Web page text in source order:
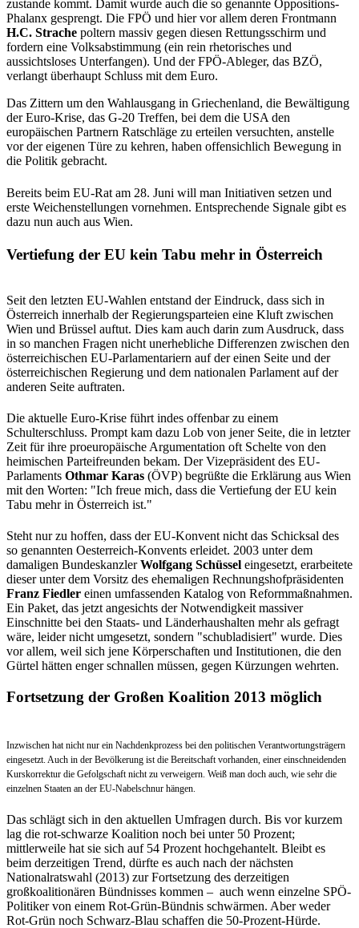
zustande kommt. Damit wurde auch die so genannte Oppositions-
Phalanx gesprengt. Die FPÖ und hier vor allem deren Frontmann
H.C. Strache poltern massiv gegen diesen Rettungsschirm und
fordern eine Volksabstimmung (ein rein rhetorisches und
aussichtsloses Unterfangen). Und der FPÖ-Ableger, das BZÖ,
verlangt überhaupt Schluss mit dem Euro.
Das Zittern um den Wahlausgang in Griechenland, die Bewältigung
der Euro-Krise, das G-20 Treffen, bei dem die USA den
europäischen Partnern Ratschläge zu erteilen versuchten, anstelle
vor der eigenen Türe zu kehren, haben offensichlich Bewegung in
die Politik gebracht.
Bereits beim EU-Rat am 28. Juni will man Initiativen setzen und
erste Weichenstellungen vornehmen. Entsprechende Signale gibt es
dazu nun auch aus Wien.
Vertiefung der EU kein Tabu mehr in Österreich
Seit den letzten EU-Wahlen entstand der Eindruck, dass sich in
Österreich innerhalb der Regierungsparteien eine Kluft zwischen
Wien und Brüssel auftut. Dies kam auch darin zum Ausdruck, dass
in so manchen Fragen nicht unerhebliche Differenzen zwischen den
österreichischen EU-Parlamentariern auf der einen Seite und der
österreichischen Regierung und dem nationalen Parlament auf der
anderen Seite auftraten.
Die aktuelle Euro-Krise führt indes offenbar zu einem
Schulterschluss. Prompt kam dazu Lob von jener Seite, die in letzter
Zeit für ihre proeuropäische Argumentation oft Schelte von den
heimischen Parteifreunden bekam. Der Vizepräsident des EU-
Parlaments Othmar Karas (ÖVP) begrüßte die Erklärung aus Wien
mit den Worten: "Ich freue mich, dass die Vertiefung der EU kein
Tabu mehr in Österreich ist."
Steht nur zu hoffen, dass der EU-Konvent nicht das Schicksal des
so genannten Oesterreich-Konvents erleidet. 2003 unter dem
damaligen BundeskanzlerWolfgang Schüssel eingesetzt, erarbeitete
dieser unter dem Vorsitz des ehemaligen Rechnungshofpräsidenten
Franz Fiedler einen umfassenden Katalog von Reformmaßnahmen.
Ein Paket, das jetzt angesichts der Notwendigkeit massiver
Einschnitte bei den Staats- und Länderhaushalten mehr als gefragt
wäre, leider nicht umgesetzt, sondern "schubladisiert" wurde. Dies
vor allem, weil sich jene Körperschaften und Institutionen, die den
Gürtel hätten enger schnallen müssen, gegen Kürzungen wehrten.
Fortsetzung der Großen Koalition 2013 möglich
Inzwischen hat nicht nur ein Nachdenkprozess bei den politischen Verantwortungsträgern
eingesetzt. Auch in der Bevölkerung ist die Bereitschaft vorhanden, einer einschneidenden
Kurskorrektur die Gefolgschaft nicht zu verweigern. Weiß man doch auch, wie sehr die
einzelnen Staaten an der EU-Nabelschnur hängen.
Das schlägt sich in den aktuellen Umfragen durch. Bis vor kurzem
lag die rot-schwarze Koalition noch bei unter 50 Prozent;
mittlerweile hat sie sich auf 54 Prozent hochgehantelt. Bleibt es
beim derzeitigen Trend, dürfte es auch nach der nächsten
Nationalratswahl (2013) zur Fortsetzung des derzeitigen
großkoalitionären Bündnisses kommen – auch wenn einzelne SPÖ-
Politiker von einem Rot-Grün-Bündnis schwärmen. Aber weder
Rot-Grün noch Schwarz-Blau schaffen die 50-Prozent-Hürde.